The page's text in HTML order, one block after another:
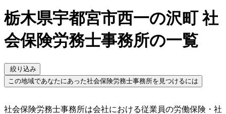
栃木県宇都宮市西一の沢町 社
会保険労務士事務所の一覧
絞り込み
この地域であなたにあった社会保険労務士事務所を見つけるには
社会保険労務士事務所は会社における従業員の労働保険・社